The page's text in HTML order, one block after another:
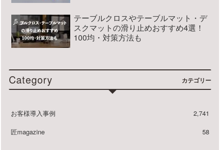
テーブルクロスやテーブルマット・デ
スクマットの滑り止めおすすめ4選！
100均・対策方法も
Category カテゴリー
お客様導入事例
2,741
匠magazine
58